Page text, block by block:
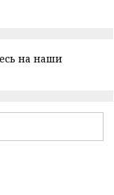
на наши